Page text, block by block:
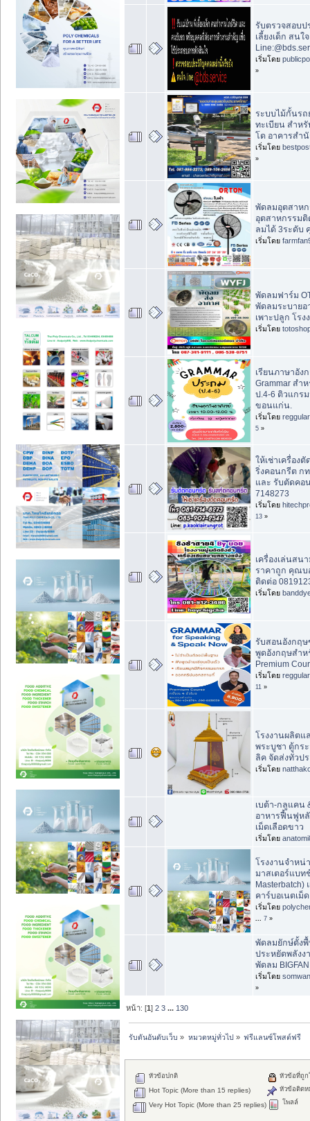
รับตรวจสอบ
เลี้ยงเด็ก สนใจ
เริ่มโดย
»
ระบบไม้กั้นร
ทะเบียน สำห
โด อาคารสำ
เริ่มโดย
»
พัดลมอุตสาห
อุตสาหกรรมติ
ลมได้ 3ระดับ
เริ่มโดย
พัดลมฟาร์ม
พัดลมระบายอ
เพาะปลูก โรง
เริ่มโดย
เรียนภาษาอัง
Grammar สำ
ป.4-6 ติวแกร
ขอนแก่น.
เริ่มโดย
5 »
ให้เช่าเครื่อง
ริ่งคอนกรีต ก
และ รับตัดคอ
7148273
เริ่มโดย
13 »
เครื่องเล่นสน
ราคาถูก คุณบ
ติดต่อ
เริ่มโดย
รับสอนอังกฤ
พูดอังกฤษสำห
Premium
เริ่มโดย
11 »
โรงงานผลิตแ
พระบูชา ตู้กร
ลิค จัดส่งทั่วปร
เริ่มโดย
เบต้า-กลูแคน
อาหารฟื้นฟูหลั
เม็ดเลือดขาว
เริ่มโดย
โรงงานจำหน่
มาสเตอร์แบท
Masterbatch)
คาร์บอเนตเม็ด
เริ่มโดย
7 »
พัดลมยักษ์ตั้ง
ประหยัดพลังง
พัดลม BIGFAN
เริ่มโดย
»
หน้า: [1]2 3 ... 130
รับดันอันดับเว็บ » หมวดหมู่ทั่วไป» ฟรีแลนซ์โพสต์ฟรี
หัวข้อปกติ
Hot Topic (More than 15 replies)
Very Hot Topic (More than 25 replies)
หัวข้อที่ถู
หัวข้อติดห
โพลล์